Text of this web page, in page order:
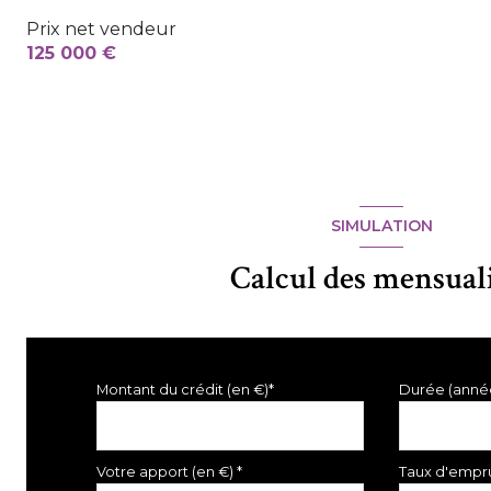
Prix net vendeur
125 000 €
SIMULATION
Calcul des
Montant du crédit (en €)* Durée
Votre apport (en €) * Taux